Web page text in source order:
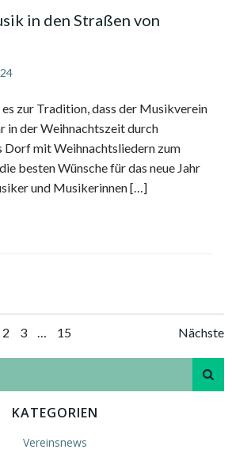
in den Straßen von
zur Tradition, dass der Musikverein
in der Weihnachtszeit durch
Dorf mit Weihnachtsliedern zum
besten Wünsche für das neue Jahr
und Musikerinnen […]
Page
2 Page
3 Page
15 Nächste
KATEGORIEN
Vereinsnews